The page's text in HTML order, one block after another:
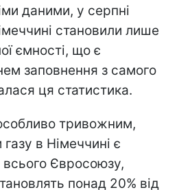
даними, у серпні
становили лише
ємності, що є
заповнення з самого
ця статистика.
тривожним,
в Німеччині є
Євросоюзу,
понад 20% від